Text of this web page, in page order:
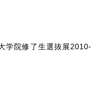
学院修了生選抜展2010-